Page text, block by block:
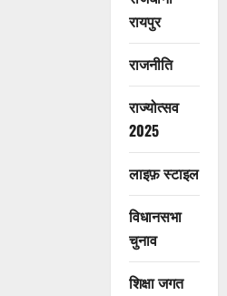
रायपुर
राजनीति
राज्योत्सव
2025
लाइफ़ स्टाइल
विधानसभा
चुनाव
शिक्षा जगत